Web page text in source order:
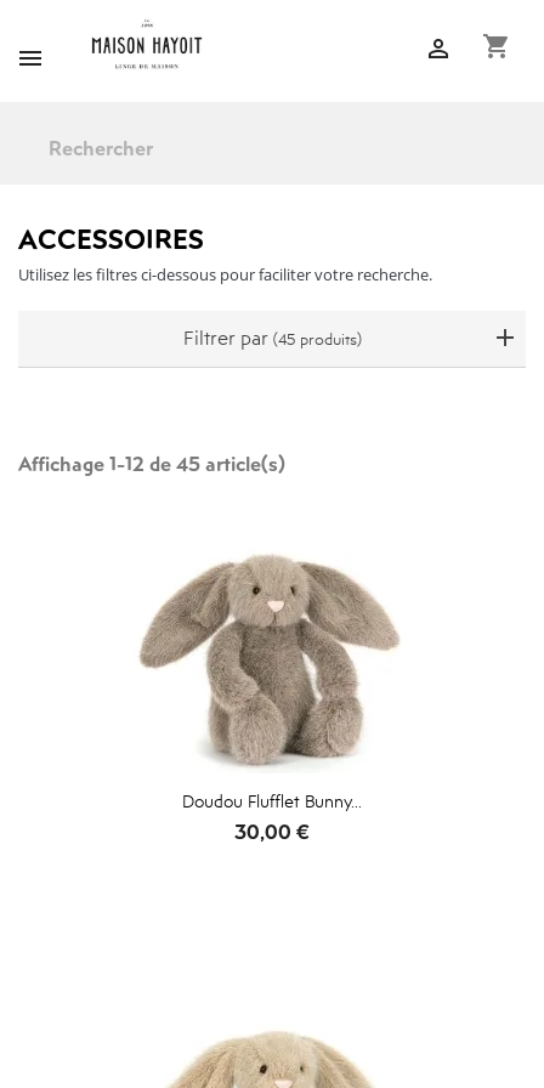
 shopping_cart

ACCESSOIRES
Utilisez les filtres ci-dessous pour faciliter votre recherche.
Filtrer par (45 produits)
Affichage 1-12 de 45 article(s)
Doudou Flufflet Bunny...
Prix
30,00 €